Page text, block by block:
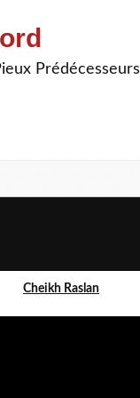
Prédécesseurs
Cheikh Raslan